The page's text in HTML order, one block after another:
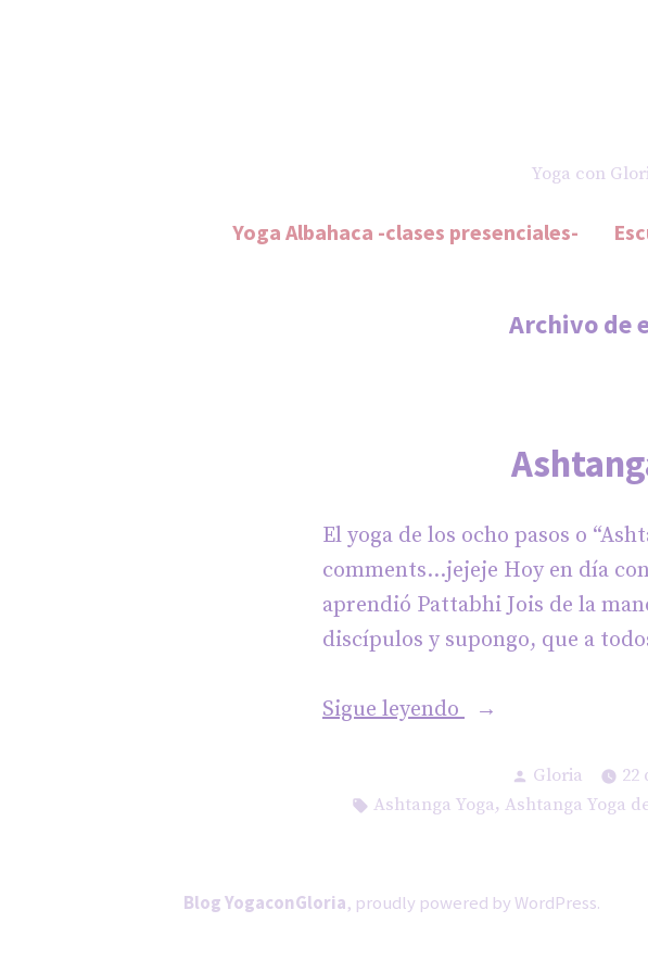
Yoga con
Yoga Albahaca -clases presenciales-
Archivo de
El yoga de los ocho pasos o
comments…jejeje Hoy en día
aprendió Pattabhi Jois de la
discípulos y supongo, que a
Sigue leyendo «Ashtanga
Patanjali»
Publicado
por
Gloria 22
Etiquetas:
Ashtanga Yoga, Ashtanga Yoga
Blog YogaconGloria, proudly powered by WordPress.